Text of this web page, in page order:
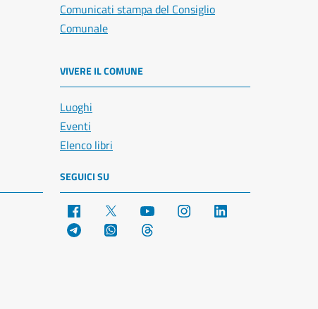
Comunicati stampa del Consiglio
Comunale
VIVERE IL COMUNE
Luoghi
Eventi
Elenco libri
SEGUICI SU
Facebook YouTube Instagram
Telegram WhatsApp